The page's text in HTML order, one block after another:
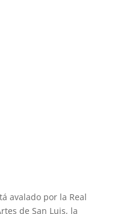
avalado por la Real
de San Luis, la